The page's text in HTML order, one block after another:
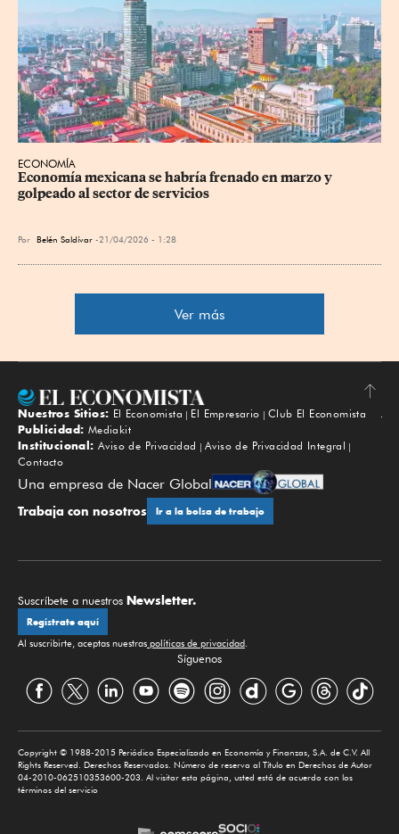
ECONOMÍA
Economía mexicana se habría frenado en marzo y
golpeado al sector de servicios
Por Belén Saldívar 21/04/2026 - 1:28
Ver más
Subir
Nuestros Sitios: El Economista El Empresario
Club El Economista
Publicidad: Mediakit
Institucional: Aviso de Privacidad
Aviso de Privacidad Integral
Contacto
Una empresa de Nacer Global
Trabaja con nosotros Ir a la bolsa de trabajo
Suscríbete a nuestros Newsletter.
Regístrate aquí
Al suscribirte, aceptas nuestras políticas de privacidad.
Síguenos
Copyright © 1988-2015 Periódico Especializado en Economía y Finanzas, S.A. de C.V. All
Rights Reserved. Derechos Reservados. Número de reserva al Título en Derechos de Autor
04-2010-062510353600-203. Al visitar esta página, usted está de acuerdo con los
términos del servicio